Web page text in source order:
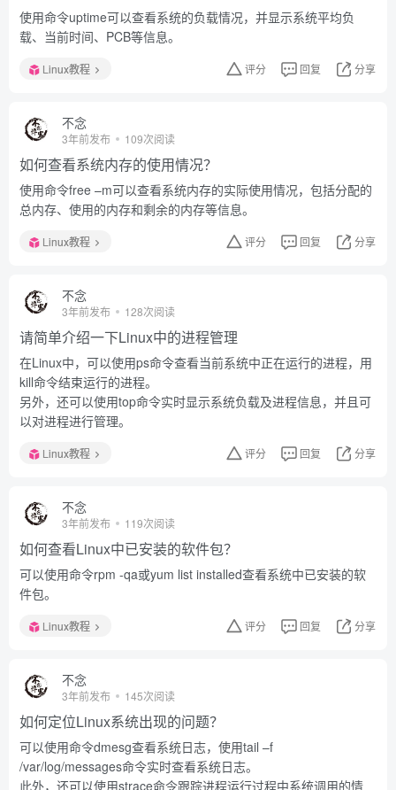
使用命令uptime可以查看系统的负载情况，并显示系统平均负
载、当前时间、PCB等信息。
Linux教程 评分 回复 分享
不念
3年前发布 109次阅读
如何查看系统内存的使用情况？
使用命令free –m可以查看系统内存的实际使用情况，包括分配的
总内存、使用的内存和剩余的内存等信息。
Linux教程 评分 回复 分享
不念
3年前发布 128次阅读
请简单介绍一下Linux中的进程管理
在Linux中，可以使用ps命令查看当前系统中正在运行的进程，用
kill命令结束运行的进程。
另外，还可以使用top命令实时显示系统负载及进程信息，并且可
以对进程进行管理。
Linux教程 评分 回复 分享
不念
3年前发布 119次阅读
如何查看Linux中已安装的软件包？
可以使用命令rpm -qa或yum list installed查看系统中已安装的软
件包。
Linux教程 评分 回复 分享
不念
3年前发布 145次阅读
如何定位Linux系统出现的问题？
可以使用命令dmesg查看系统日志，使用tail –f
/var/log/messages命令实时查看系统日志。
此外，还可以使用strace命令跟踪进程运行过程中系统调用的情